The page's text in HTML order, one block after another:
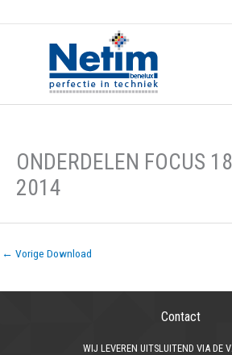
ONDERDELEN FOCUS
2014
← Vorige Download
Contact
WIJ LEVEREN UITSLUITEND VIA DE